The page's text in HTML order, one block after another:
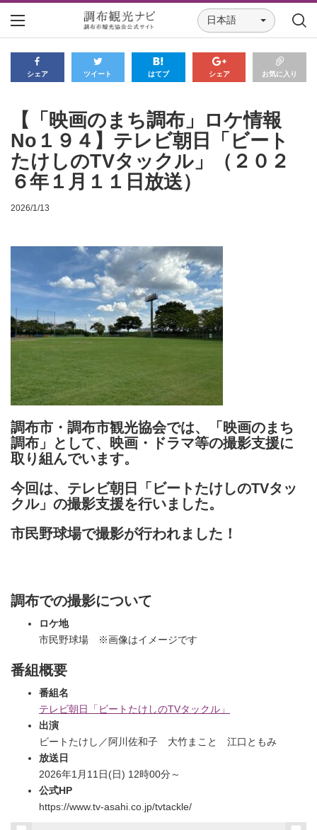
日本語
シェア ツイート はてブ シェア お気に入り
【「映画のまち調布」ロケ情報
No１９４】テレビ朝日「ビート
たけしのTVタックル」（２０２
６年１月１１日放送）
2026/1/13
調布市・調布市観光協会では、「映画のまち
調布」として、映画・ドラマ等の撮影支援に
取り組んでいます。
今回は、テレビ朝日「ビートたけしのTVタッ
クル」の撮影支援を行いました。
市民野球場で撮影が行われました！
調布での撮影について
ロケ地
市民野球場 ※画像はイメージです
番組概要
番組名
テレビ朝日「ビートたけしのTVタックル」
出演
ビートたけし／阿川佐和子 大竹まこと 江口ともみ
放送日
2026年1月11日(日) 12時00分～
公式HP
https://www.tv-asahi.co.jp/tvtackle/